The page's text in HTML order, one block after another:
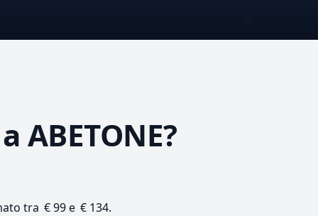
a ABETONE?
tra € 99 e € 134.